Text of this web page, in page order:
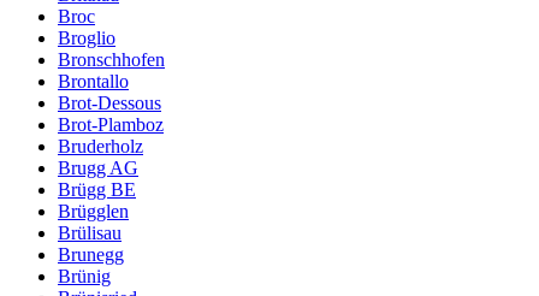
Broc
Broglio
Bronschhofen
Brontallo
Brot-Dessous
Brot-Plamboz
Bruderholz
Brugg AG
Brügg BE
Brügglen
Brülisau
Brunegg
Brünig